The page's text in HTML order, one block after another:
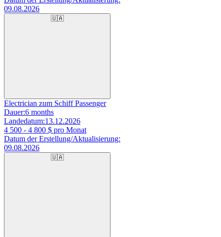
09.08.2026
🇺🇦
Electrician zum Schiff Passenger
Dauer:6 months
Landedatum:13.12.2026
4 500 - 4 800 $ pro Monat
Datum der Erstellung/Aktualisierung:
09.08.2026
🇺🇦